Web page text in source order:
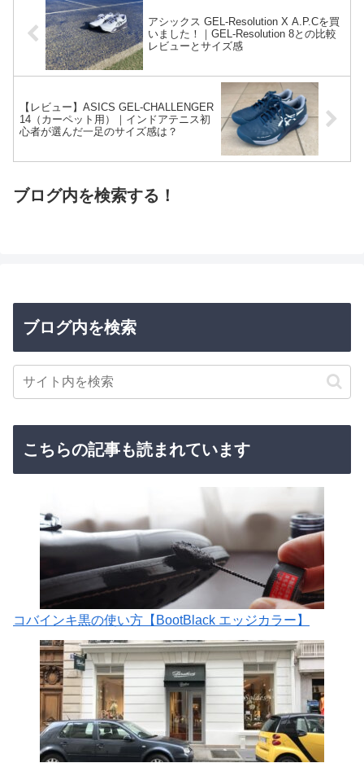
アシックス GEL-Resolution X A.P.Cを買
いました！｜GEL-Resolution 8との比較
レビューとサイズ感
【レビュー】ASICS GEL-CHALLENGER
14（カーペット用）｜インドアテニス初
心者が選んだ一足のサイズ感は？
ブログ内を検索する！
ブログ内を検索
こちらの記事も読まれています
コバインキ黒の使い方【BootBlack エッジカラー】